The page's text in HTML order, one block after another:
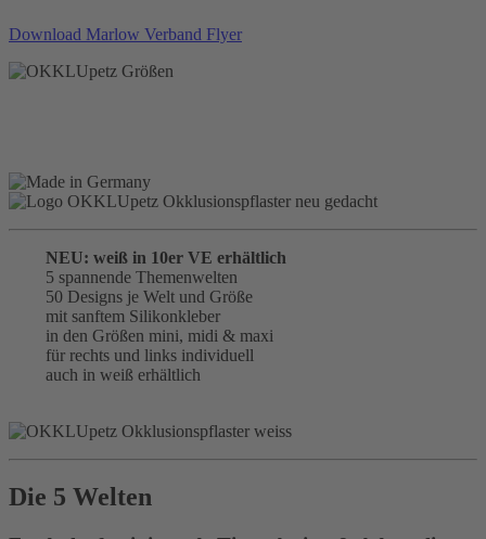
Download Marlow Verband Flyer
NEU: weiß in 10er VE erhältlich
5 spannende Themenwelten
50 Designs je Welt und Größe
mit sanftem Silikonkleber
in den Größen mini, midi & maxi
für rechts und links individuell
auch in weiß erhältlich
Die 5 Welten